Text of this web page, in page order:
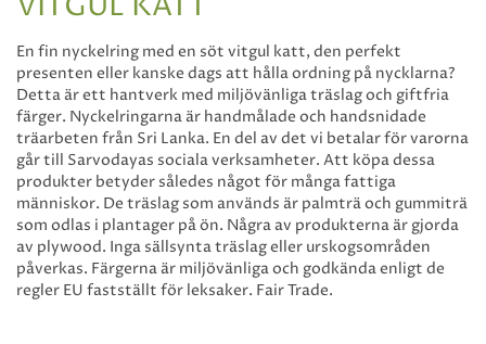
En fin nyckelring med en söt vitgul katt, den perfekt
presenten eller kanske dags att hålla ordning på nycklarna?
Detta är ett hantverk med miljövänliga träslag och giftfria
färger. Nyckelringarna är handmålade och handsnidade
träarbeten från Sri Lanka. En del av det vi betalar för varorna
går till Sarvodayas sociala verksamheter. Att köpa dessa
produkter betyder således något för många fattiga
människor. De träslag som används är palmträ och gummiträ
som odlas i plantager på ön. Några av produkterna är gjorda
av plywood. Inga sällsynta träslag eller urskogsområden
påverkas. Färgerna är miljövänliga och godkända enligt de
regler EU fastställt för leksaker. Fair Trade.